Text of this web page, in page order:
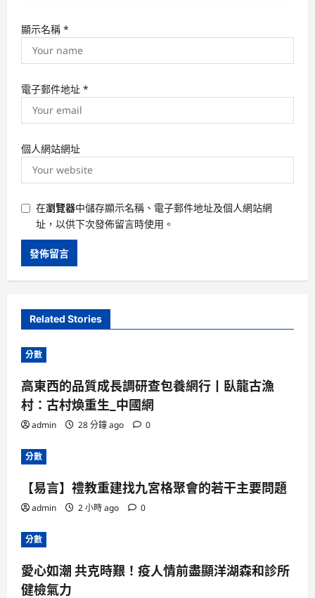
顯示名稱 *
電子郵件地址 *
個人網站網址
在瀏覽器中儲存顯示名稱、電子郵件地址及個人網站網
址，以供下次發佈留言時使用。
Related Stories
分數
高東西的品質成長調研查包養網行丨臥龍古漁
村：古村煥重生_中國網
admin 28 分鐘 ago 0
分數
【易言】禮教重建找九宮格聚會的若干主要問題
admin 2 小時 ago 0
分數
愛心如潮 共克時艱！疫人情前盡顯洋湖森和診所
健檢氣力